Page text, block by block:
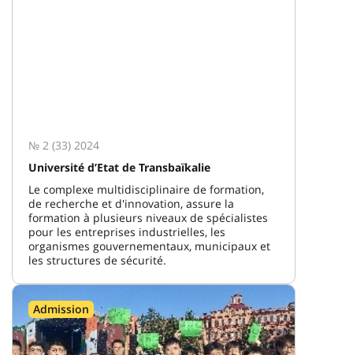
№ 2 (33) 2024
Université d’Etat de Transbaïkalie
Le complexe multidisciplinaire de formation,
de recherche et d'innovation, assure la
formation à plusieurs niveaux de spécialistes
pour les entreprises industrielles, les
organismes gouvernementaux, municipaux et
les structures de sécurité.
Admission